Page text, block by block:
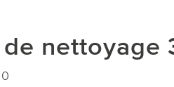
nettoyage